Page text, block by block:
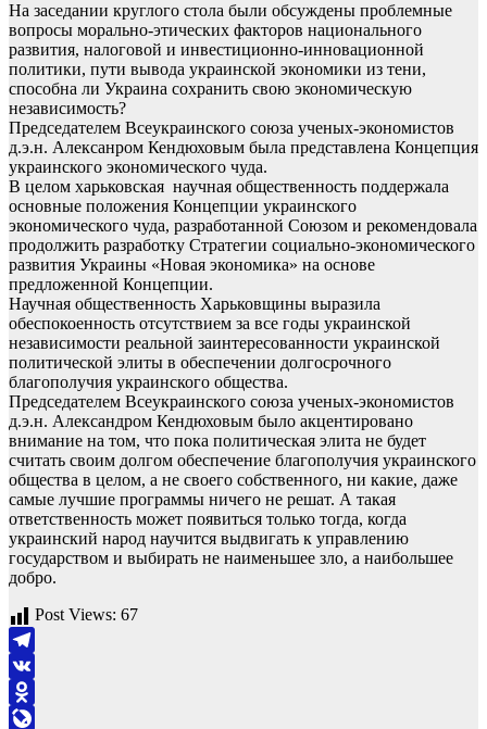
На заседании круглого стола были обсуждены проблемные
вопросы морально-этических факторов национального
развития, налоговой и инвестиционно-инновационной
политики, пути вывода украинской экономики из тени,
способна ли Украина сохранить свою экономическую
независимость?
Председателем Всеукраинского союза ученых-экономистов
д.э.н. Алексанром Кендюховым была представлена Концепция
украинского экономического чуда.
В целом харьковская научная общественность поддержала
основные положения Концепции украинского
экономического чуда, разработанной Союзом и рекомендовала
продолжить разработку Стратегии социально-экономического
развития Украины «Новая экономика» на основе
предложенной Концепции.
Научная общественность Харьковщины выразила
обеспокоенность отсутствием за все годы украинской
независимости реальной заинтересованности украинской
политической элиты в обеспечении долгосрочного
благополучия украинского общества.
Председателем Всеукраинского союза ученых-экономистов
д.э.н. Александром Кендюховым было акцентировано
внимание на том, что пока политическая элита не будет
считать своим долгом обеспечение благополучия украинского
общества в целом, а не своего собственного, ни какие, даже
самые лучшие программы ничего не решат. А такая
ответственность может появиться только тогда, когда
украинский народ научится выдвигать к управлению
государством и выбирать не наименьшее зло, а наибольшее
добро.
Post Views: 67
Telegram
VK
Odnoklassniki